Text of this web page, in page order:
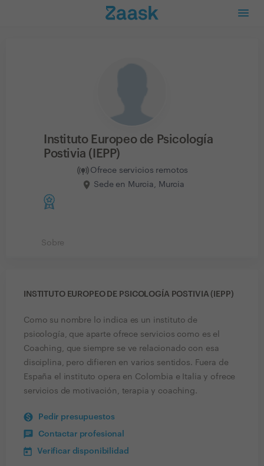
Instituto Europeo de Psicología
Postivia (IEPP)
Ofrece servicios remotos
Sede en Murcia, Murcia
Sobre
INSTITUTO EUROPEO DE PSICOLOGÍA POSTIVIA (IEPP)
Como su nombre lo indica es un instituto de
psicología, que aparte ofrece servicios como es el
Coaching, que siempre se ve relacionado con esa
disciplina, pero difieren en varios sentidos. Fuera de
España el instituto opera en Colombia e Italia y ofrece
servicios de motivación, terapia y coaching.
Pedir presupuestos
Contactar profesional
Verificar disponibilidad